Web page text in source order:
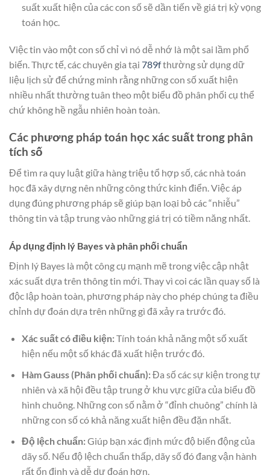
suất xuất hiện của các con số sẽ dần tiến về giá trị kỳ vọng
toán học.
Việc tin vào một con số chỉ vì nó dễ nhớ là một sai lầm phổ
biến. Thực tế, các chuyên gia tại 789fthường sử dụng dữ
liệu lịch sử để chứng minh rằng những con số xuất hiện
nhiều nhất thường tuân theo một biểu đồ phân phối cụ thể
chứ không hề ngẫu nhiên hoàn toàn.
Các phương pháp toán học xác suất trong phân
tích số
Để tìm ra quy luật giữa hàng triệu tổ hợp số, các nhà toán
học đã xây dựng nên những công thức kinh điển. Việc áp
dụng đúng phương pháp sẽ giúp bạn loại bỏ các “nhiễu”
thông tin và tập trung vào những giá trị có tiềm năng nhất.
Áp dụng định lý Bayes và phân phối chuẩn
Định lý Bayes là một công cụ mạnh mẽ trong việc cập nhật
xác suất dựa trên thông tin mới. Thay vì coi các lần quay số là
độc lập hoàn toàn, phương pháp này cho phép chúng ta điều
chỉnh dự đoán dựa trên những gì đã xảy ra trước đó.
Xác suất có điều kiện:Tính toán khả năng một số xuất
hiện nếu một số khác đã xuất hiện trước đó.
Hàm Gauss (Phân phối chuẩn):Đa số các sự kiện trong tự
nhiên và xã hội đều tập trung ở khu vực giữa của biểu đồ
hình chuông. Những con số nằm ở “đỉnh chuông” chính là
những con số có khả năng xuất hiện đều đặn nhất.
Độ lệch chuẩn:Giúp bạn xác định mức độ biến động của
dãy số. Nếu độ lệch chuẩn thấp, dãy số đó đang vận hành
rất ổn định và dễ dự đoán hơn.